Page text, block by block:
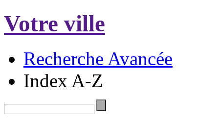
Votre ville
Recherche Avancée
Index A-Z